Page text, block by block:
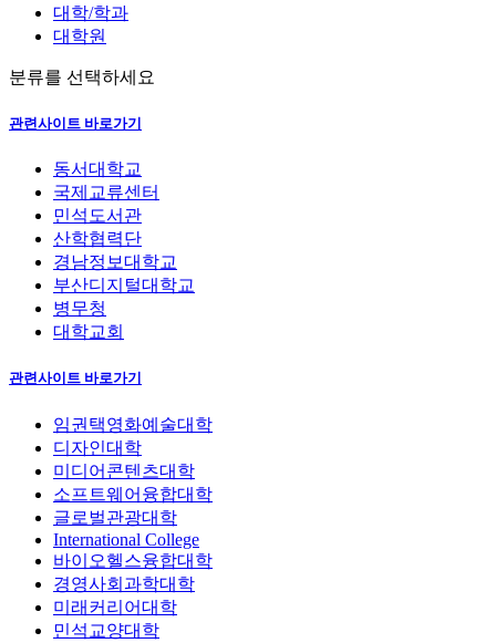
대학/학과
대학원
분류를 선택하세요
관련사이트 바로가기
동서대학교
국제교류센터
민석도서관
산학협력단
경남정보대학교
부산디지털대학교
병무청
대학교회
관련사이트 바로가기
임권택영화예술대학
디자인대학
미디어콘텐츠대학
소프트웨어융합대학
글로벌관광대학
International College
바이오헬스융합대학
경영사회과학대학
미래커리어대학
민석교양대학